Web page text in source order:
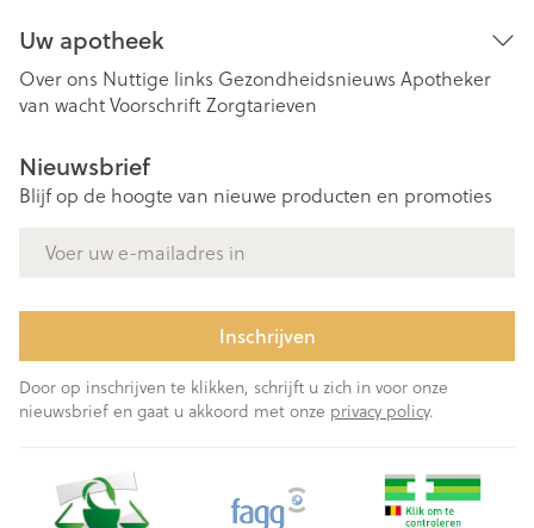
Uw apotheek
Over ons Nuttige links Gezondheidsnieuws Apotheker
van wachtVoorschriftZorgtarieven
Nieuwsbrief
Blijf op de hoogte van nieuwe producten en promoties
Inschrijven
Door op inschrijven te klikken, schrijft u zich in voor onze
nieuwsbrief en gaat u akkoord met onze privacy policy.